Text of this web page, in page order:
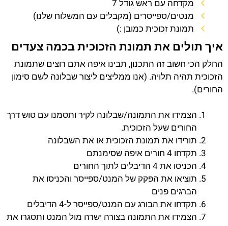
מקדחה עם ראש גודל 7
מנטים/ספייסרים (מקבלים עם המשלוח שלנו)
תמונת זכוכית כמובן :)
איך תולים את תמונת הזכוכית בכמה צעדים
החלק הכי חשוב זה התכנון, תבינו איפה אתם רוצים שתמונת
הזכוכית תהיה תלויה. (אנו ממליצים ליצור שבלונה לשם סימון
החורים).
הצמידו את התמונה/שבלונה לקיר ותסמנו עם טוש דרך
החורים שעל הזכוכית.
תורידו את תמונת הזכוכית או את השבלונה
תקדחו 4 חורים איפה שסימנתם
הכניסו את 4 הדיבלים לתוך החורים
תוציאו את הפקק של המנט/ספייסר והכניסו את
הברגים פנים
תקדחו את הבורג עם המנט/ספייסר ל-4 הדיבלים
הצמידו את התמונה בצורה ישרה מול המנט ותסגרו את